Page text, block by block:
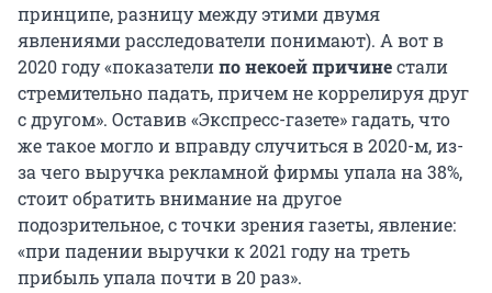
принципе, разницу между этими двумя
явлениями расследователи понимают). А вот в
2020 году «показателипо некоей причинестали
стремительно падать, причем не коррелируя друг
с другом». Оставив «Экспресс-газете» гадать, что
же такое могло и вправду случиться в 2020-м, из-
за чего выручка рекламной фирмы упала на 38%,
стоит обратить внимание на другое
подозрительное, с точки зрения газеты, явление:
«при падении выручки к 2021 году на треть
прибыль упала почти в 20 раз».